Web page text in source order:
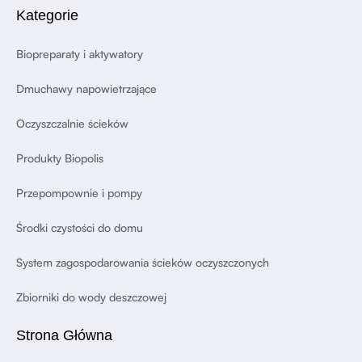
Kategorie
Biopreparaty i aktywatory
Dmuchawy napowietrzające
Oczyszczalnie ścieków
Produkty Biopolis
Przepompownie i pompy
Środki czystości do domu
System zagospodarowania ścieków oczyszczonych
Zbiorniki do wody deszczowej
Strona Główna